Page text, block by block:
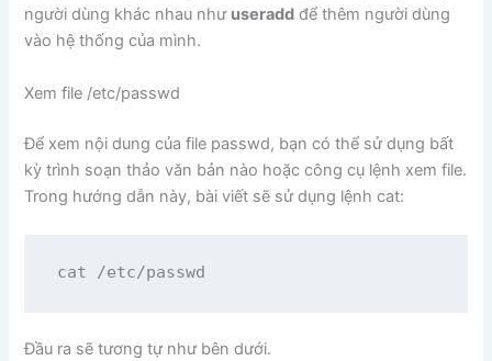
người dùng khác nhau như useradd để thêm người dùng
vào hệ thống của mình.
Xem file /etc/passwd
Để xem nội dung của file passwd, bạn có thể sử dụng bất
kỳ trình soạn thảo văn bản nào hoặc công cụ lệnh xem file.
Trong hướng dẫn này, bài viết sẽ sử dụng lệnh cat:
cat /etc/passwd
Đầu ra sẽ tương tự như bên dưới.